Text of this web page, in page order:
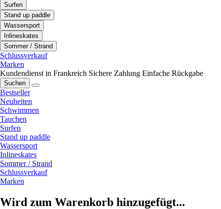
Surfen
Stand up paddle
Wassersport
Inlineskates
Sommer / Strand
Schlussverkauf
Marken
Kundendienst in Frankreich Sichere Zahlung Einfache Rückgabe
Suchen
Bestseller
Neuheiten
Schwimmen
Tauchen
Surfen
Stand up paddle
Wassersport
Inlineskates
Sommer / Strand
Schlussverkauf
Marken
Wird zum Warenkorb hinzugefügt...